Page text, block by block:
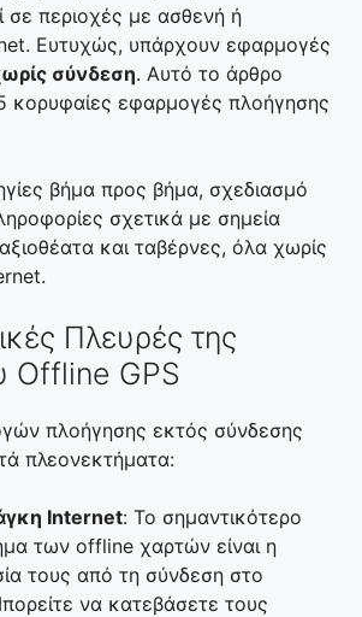
σε περιοχές με ασθενή ή
Ευτυχώς, υπάρχουν εφαρμογές
σύνδεση. Αυτό το άρθρο
5 κορυφαίες εφαρμογές πλοήγησης
βήμα προς βήμα, σχεδιασμό
σχετικά με σημεία
και ταβέρνες, όλα χωρίς
Πλευρές της
Offline GPS
πλοήγησης εκτός σύνδεσης
πλεονεκτήματα:
Internet: Το σημαντικότερο
των offline χαρτών είναι η
τους από τη σύνδεση στο
να κατεβάσετε τους